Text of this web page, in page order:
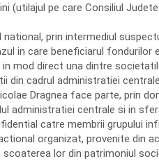
(utilajul pe care Consiliul
prin intermediul
in care beneficiarul
mod direct una dintre
cadrul administratiei
Dragnea face parte, prin
administratiei centrale si in
catre membrii grupului
organizat, provenite
lor din patrimoniul